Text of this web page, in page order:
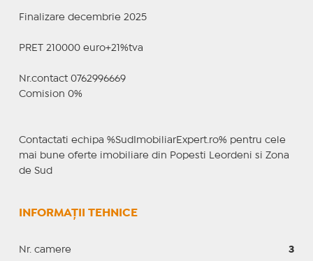
Finalizare decembrie 2025
PRET 210000 euro+21%tva
Nr.contact 0762996669
Comision 0%
Contactati echipa %SudImobiliarExpert.ro% pentru cele
mai bune oferte imobiliare din Popesti Leordeni si Zona
de Sud
INFORMAȚII TEHNICE
Nr. camere 3